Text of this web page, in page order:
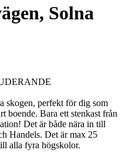
Solna
skogen, perfekt för dig som
boende. Bara ett stenkast från
Det är både nära in till
Handels. Det är max 25
alla fyra högskolor.